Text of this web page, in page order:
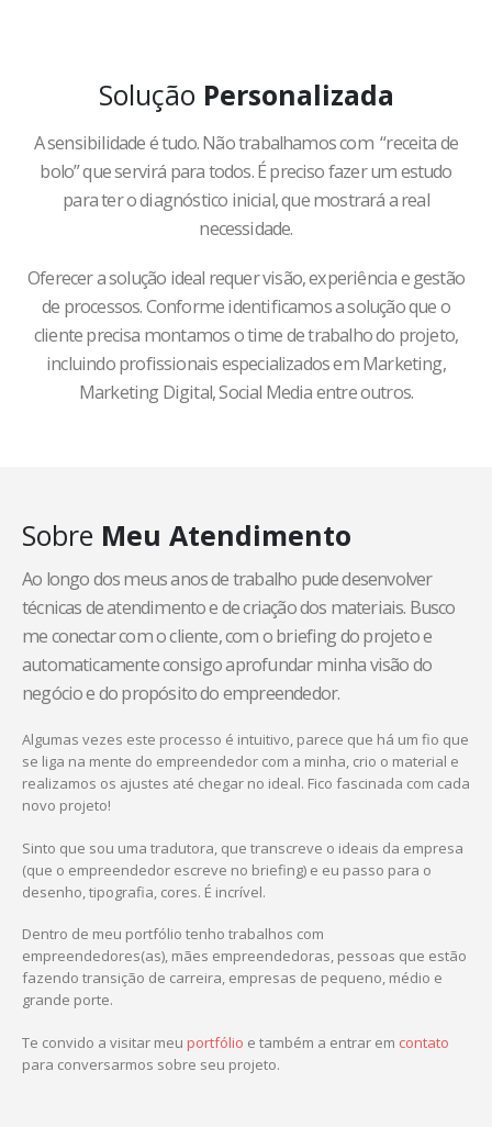
Solução Personalizada
A sensibilidade é tudo. Não trabalhamos com “receita de
bolo” que servirá para todos. É preciso fazer um estudo
para ter o diagnóstico inicial, que mostrará a real
necessidade.
Oferecer a solução ideal requer visão, experiência e gestão
de processos. Conforme identificamos a solução que o
cliente precisa montamos o time de trabalho do projeto,
incluindo profissionais especializados em Marketing,
Marketing Digital, Social Media entre outros.
Sobre Meu Atendimento
Ao longo dos meus anos de trabalho pude desenvolver
técnicas de atendimento e de criação dos materiais. Busco
me conectar com o cliente, com o briefing do projeto e
automaticamente consigo aprofundar minha visão do
negócio e do propósito do empreendedor.
Algumas vezes este processo é intuitivo, parece que há um fio que
se liga na mente do empreendedor com a minha, crio o material e
realizamos os ajustes até chegar no ideal. Fico fascinada com cada
novo projeto!
Sinto que sou uma tradutora, que transcreve o ideais da empresa
(que o empreendedor escreve no briefing) e eu passo para o
desenho, tipografia, cores. É incrível.
Dentro de meu portfólio tenho trabalhos com
empreendedores(as), mães empreendedoras, pessoas que estão
fazendo transição de carreira, empresas de pequeno, médio e
grande porte.
Te convido a visitar meu portfólio e também a entrar em contato
para conversarmos sobre seu projeto.